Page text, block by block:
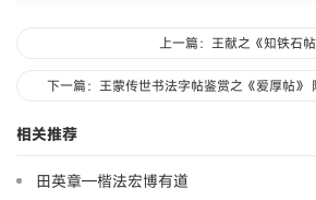
上一篇：王献之《知铁石帖
下一篇：王蒙传世书法字帖鉴赏之《爱厚帖》
相关推荐
田英章—楷法宏博有道